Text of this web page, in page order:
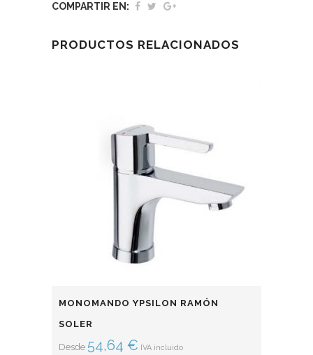
COMPARTIR EN:
PRODUCTOS RELACIONADOS
MONOMANDO YPSILON RAMÓN
SOLER
Desde 54,64 € IVA incluido